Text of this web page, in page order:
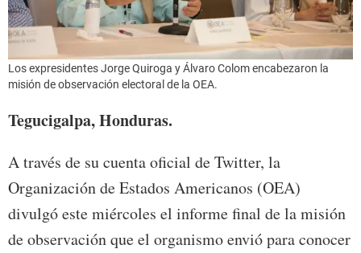
Los expresidentes Jorge Quiroga y Álvaro Colom encabezaron la
misión de observación electoral de la OEA.
Tegucigalpa, Honduras.
A través de su cuenta oficial de Twitter, la
Organización de Estados Americanos (OEA)
divulgó este miércoles el informe final de la misión
de observación que el organismo envió para conocer